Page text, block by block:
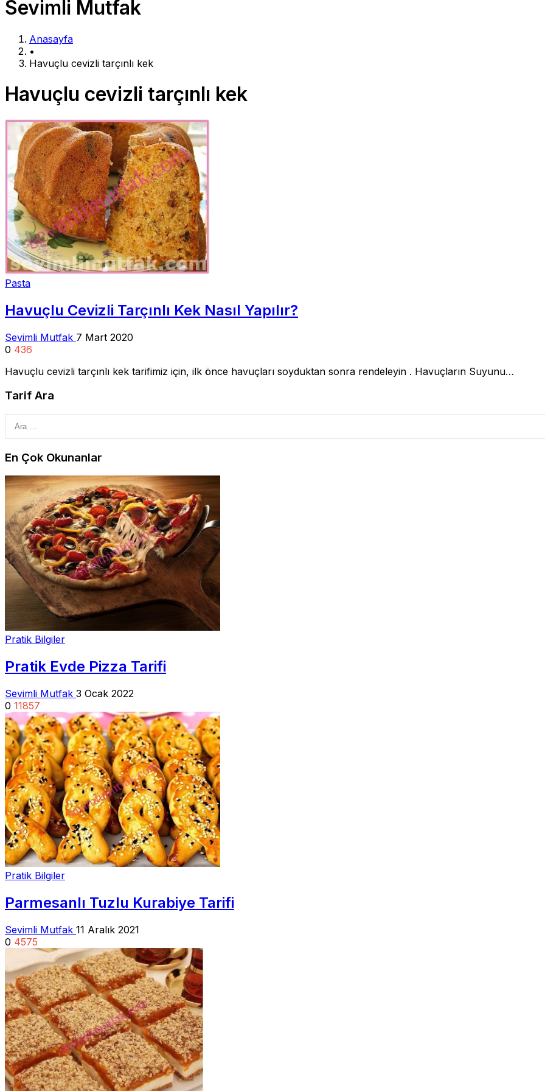
Sevimli Mutfak
Anasayfa
•
Havuçlu cevizli tarçınlı kek
Havuçlu cevizli tarçınlı kek
Pasta
Havuçlu Cevizli Tarçınlı Kek Nasıl Yapılır?
Sevimli Mutfak 7 Mart 2020
0 436
Havuçlu cevizli tarçınlı kek tarifimiz için, ilk önce havuçları soyduktan sonra rendeleyin . Havuçların Suyunu…
Tarif Ara
En Çok Okunanlar
Pratik Bilgiler
Pratik Evde Pizza Tarifi
Sevimli Mutfak 3 Ocak 2022
0 11857
Pratik Bilgiler
Parmesanlı Tuzlu Kurabiye Tarifi
Sevimli Mutfak 11 Aralık 2021
0 4575